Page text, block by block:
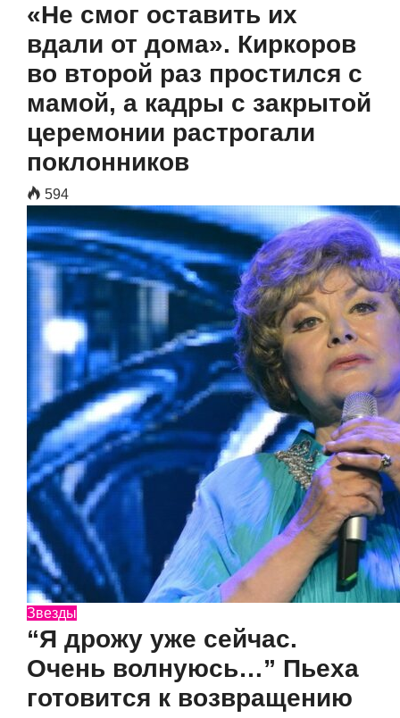
«Не смог оставить их
вдали от дома». Киркоров
во второй раз простился с
мамой, а кадры с закрытой
церемонии растрогали
поклонников
594
Звезды
“Я дрожу уже сейчас.
Очень волнуюсь…” Пьеха
готовится к возвращению